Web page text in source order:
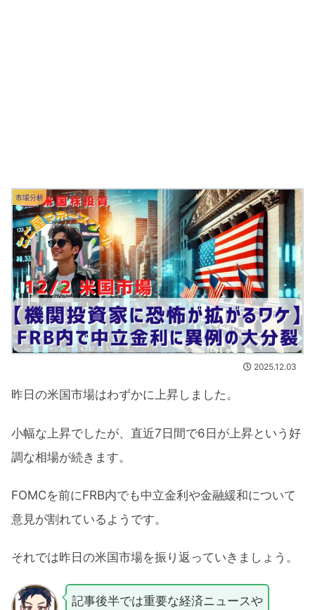
市場分析
2025.12.03
昨日の米国市場はわずかに上昇しました。
小幅な上昇でしたが、直近7日間で6日が上昇という好
調な相場が続きます。
FOMCを前にFRB内でも中立金利や金融緩和について
意見が割れているようです。
それでは昨日の米国市場を振り返っていきましょう。
記事後半では重要な経済ニュースや